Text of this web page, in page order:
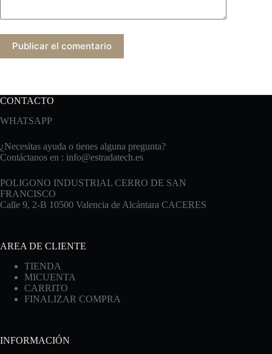
Publicar el comentario
CONTACTO
WHATSAPP
¿Necesitas ayuda o tienes alguna pregunta?
Contáctanos en : info@estradatech.es
POLIGONO INDUSTRIAL CERRO DE SAN
FRANCISCO
Calle 9, 2-B 10500 Valencia de Alcántara CACERES
AREA DE CLIENTE
TIENDA
MICUENTA
CARRITO
FINALIZAR COMPRA
INFORMACIÓN